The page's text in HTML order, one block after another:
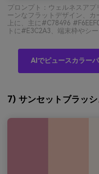
プロンプト：ウェルネスアプ
ーンなフラットデザイン、カ
上に、主に#C78496
トに#E3C2A3、端末枠やシ
AIでピュースカラー
7) サンセットブラッシ